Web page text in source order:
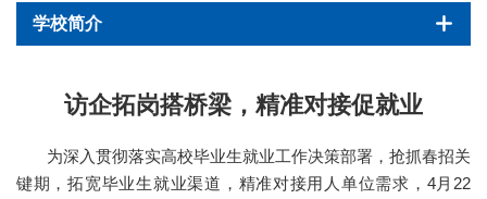
学校简介
访企拓岗搭桥梁，精准对接促就业
为深入贯彻落实高校毕业生就业工作决策部署，抢抓春招关
键期，拓宽毕业生就业渠道，精准对接用人单位需求，4月22